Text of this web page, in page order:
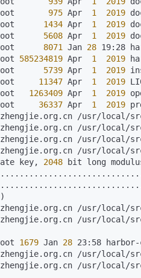
root 975 Apr 1 2019
root 1434 Apr 1 2019
root 5608 Apr 1 2019
root 8071 Jan 28 19:28
585234819 Apr 1 2019
root 5739 Apr 1 2019
root 11347 Apr 1 2019
1263409 Apr 1 2019
root 36337 Apr 1 2019
/usr/local/
/usr/local/
/usr/local/
/usr/local/
key,
2048
bit long
/usr/local/
/usr/local/
1679 Jan 28 23:58
/usr/local/
/usr/local/
大模型解决方案
快速部署 Dify，高效搭
10 分钟在聊天系统中增